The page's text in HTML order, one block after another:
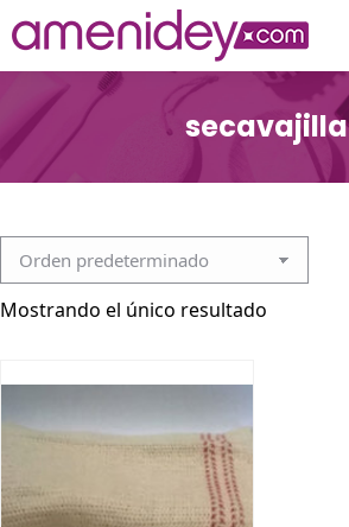
secavajilla
Mostrando el único resultado